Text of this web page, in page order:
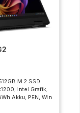
M.2 SSD
Intel Grafik,
Akku, PEN, Win